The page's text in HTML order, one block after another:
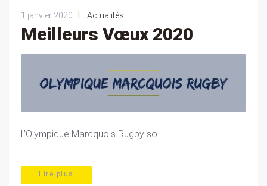
1 janvier 2020 Actualités
Meilleurs Vœux 2020
L’Olympique Marcquois Rugby so ...
Lire plus